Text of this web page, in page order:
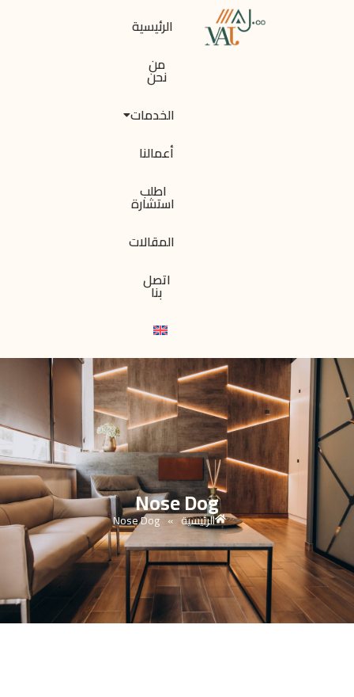
الرئيسية
من
نحن
الخدمات
أعمالنا
اطلب
استشارة
المقالات
اتصل
بنا
Nose Dog
الرئيسية »
Nose Dog